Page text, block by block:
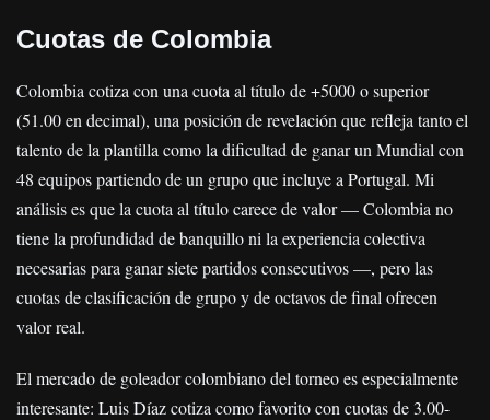
Cuotas de Colombia
Colombia cotiza con una cuota al título de +5000 o superior
(51.00 en decimal), una posición de revelación que refleja tanto el
talento de la plantilla como la dificultad de ganar un Mundial con
48 equipos partiendo de un grupo que incluye a Portugal. Mi
análisis es que la cuota al título carece de valor — Colombia no
tiene la profundidad de banquillo ni la experiencia colectiva
necesarias para ganar siete partidos consecutivos —, pero las
cuotas de clasificación de grupo y de octavos de final ofrecen
valor real.
El mercado de goleador colombiano del torneo es especialmente
interesante: Luis Díaz cotiza como favorito con cuotas de 3.00-